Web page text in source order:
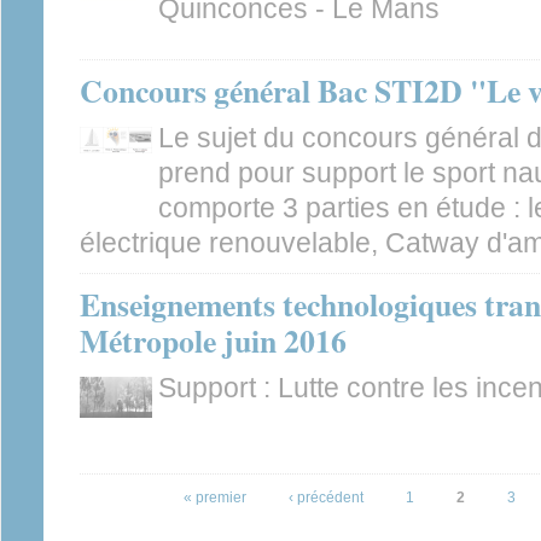
Quinconces - Le Mans
Concours général Bac STI2D "Le
Le sujet du concours général
prend pour support le sport
comporte 3 parties en étude :
électrique renouvelable, Catway
Enseignements technologiques
Métropole juin 2016
Support : Lutte contre les
« premier ‹ précédent 1 2 3